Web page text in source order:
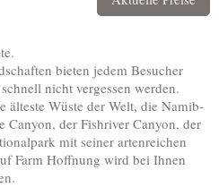
bieten jedem Besucher
nicht vergessen werden.
älteste Wüste der Welt, die Namib-
Canyon, der Fishriver Canyon, der
mit seiner artenreichen
Farm Hoffnung wird bei Ihnen